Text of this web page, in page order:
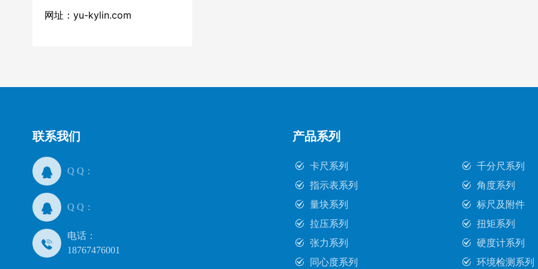
网址： yu-kylin.com
联系我们
Q Q：
Q Q：
电话：
18767476001
产品系列
卡尺系列
千分尺系列
指示表系列
角度系列
量块系列
标尺及附件
拉压系列
扭矩系列
张力系列
硬度计系列
同心度系列
环境检测系列